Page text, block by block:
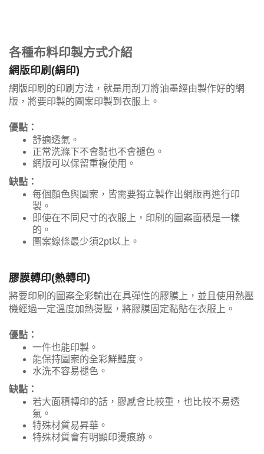
各種布料印製方式介紹
網版印刷(絹印)
網版印刷的印刷方法，就是用刮刀將油墨經由製作好的網
版，將要印製的圖案印製到衣服上。
優點：
舒適透氣。
正常洗滌下不會黏也不會褪色。
網版可以保留重複使用。
缺點：
每個顏色與圖案，皆需要獨立製作出網版再進行印
製。
即使在不同尺寸的衣服上，印刷的圖案面積是一樣
的。
圖案線條最少須2pt以上。
膠膜轉印(熱轉印)
將要印刷的圖案全彩輸出在具彈性的膠膜上，並且使用熱壓
機經過一定溫度加熱燙壓，將膠膜固定黏貼在衣服上。
優點：
一件也能印製。
能保持圖案的全彩鮮豔度。
水洗不容易褪色。
缺點：
若大面積轉印的話，膠感會比較重，也比較不易透
氣。
特殊材質易昇華。
特殊材質會有明顯印燙痕跡。